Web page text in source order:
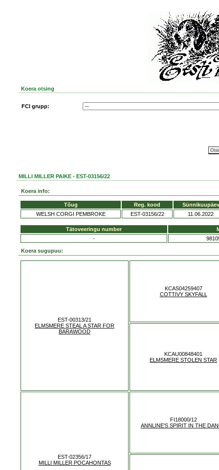
Koera otsing
FCI grupp:
MILLI MILLER PAIKE - EST-03156/22
Koera info:
Tõug Reg. kood
Sünnikuupäev
WELSH CORGI PEMBROKE
EST-03156/22 11.06.2022
Tätoveeringu number
-
Koera sugupuu:
EST-00313/21
ELMSMERE STEAL A STAR FOR
BARAWOOD
KCAS04259407
COTTIVY SKYFALL
KCAU00848401
ELMSMERE STOLEN STAR
EST-02356/17
MILLI MILLER POCAHONTAS
FI18000/12
ANNLINE'S SPIRIT IN THE